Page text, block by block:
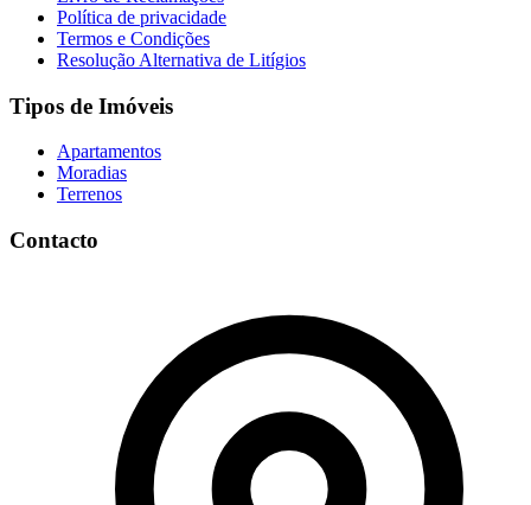
Política de privacidade
Termos e Condições
Resolução Alternativa de Litígios
Tipos de Imóveis
Apartamentos
Moradias
Terrenos
Contacto